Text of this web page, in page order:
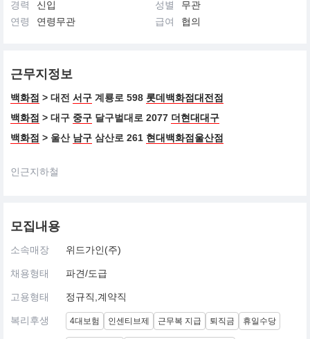
경력
신입 성별
무관
연령
연령무관 급여 협의
근무지정보
백화점 > 대전 서구 계룡로 598 롯데백화점대전점
백화점 > 대구 중구 달구벌대로 2077 더현대대구
백화점 > 울산 남구 삼산로 261 현대백화점울산점
인근지하철
모집내용
소속매장 위드가인(주)
채용형태 파견/도급
고용형태 정규직,계약직
복리후생 4대보험 인센티브제 근무복 지급 퇴직금 휴일수당